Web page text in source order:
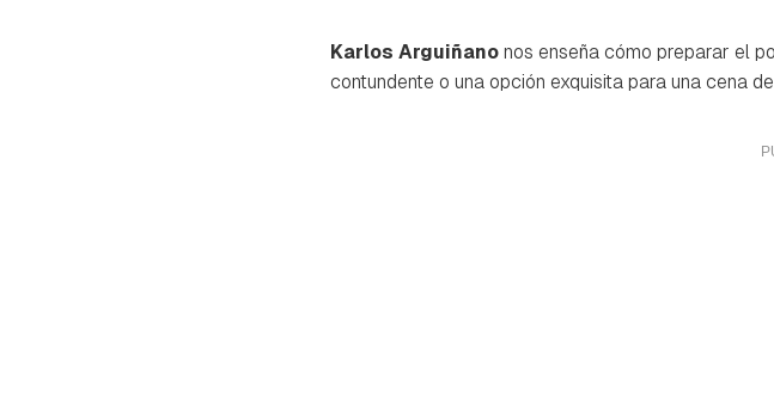
Karlos Arguiñanonos enseña cómo preparar el
contundente o una opción exquisita para una cena